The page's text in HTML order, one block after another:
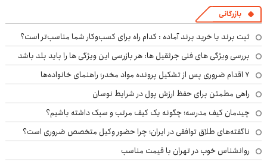
بازرگانی
ثبت برند یا خرید برند آماده : کدام راه برای کسب‌وکار شما مناسب‌تر است؟
بررسی ویژگی های فنی جرثقیل ها: هر بازرسی این ویژگی ها را باید بلد باشد
۷ اقدام ضروری پس از تشکیل پرونده مواد مخدر؛ راهنمای خانواده‌ها
راهی مطمئن برای حفظ ارزش پول در شرایط نوسان
چیدمان کیف مدرسه؛ چگونه یک کیف مرتب و سبک داشته باشیم؟
ناگفته‌های طلاق توافقی در ایران؛ چرا حضور وکیل متخصص ضروری است؟
روانشناس خوب در تهران با قیمت مناسب